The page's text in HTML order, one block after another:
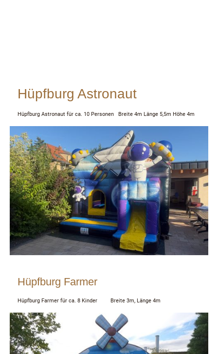
Hüpfburg Astronaut
Hüpfburg Astronaut für ca. 10 Personen Breite 4m Länge 5,5m Höhe 4m
Hüpfburg Farmer
Hüpfburg Farmer für ca. 8 Kinder Breite 3m, Länge 4m